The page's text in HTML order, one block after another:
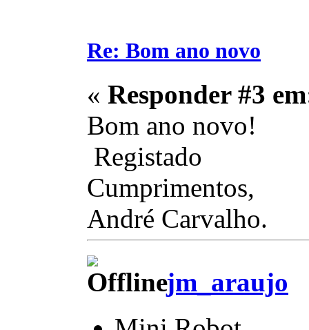
Re: Bom ano novo
« Responder #3
Bom ano novo!
Registado
Cumprimentos,
André Carvalho.
jm_araujo